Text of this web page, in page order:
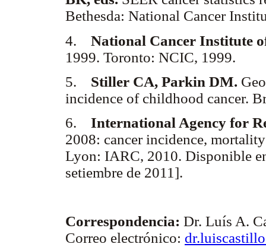
Bethesda: National Cancer
4. National Cancer Institute
1999. Toronto: NCIC, 1999.
5. Stiller CA, Parkin DM.
incidence of childhood cancer.
6. International Agency for
2008: cancer incidence,
Lyon: IARC, 2010. Disponible
setiembre de 2011].
Correspondencia: Dr. Luís A.
Correo electrónico: